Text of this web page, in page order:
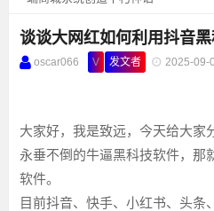
oscar066 V 发文者 2025-09-
大家好，我是致远，今天给大家
永垂不倒的牛逼黑科技软件，那
软件。
目前抖音、快手、小红书、头条